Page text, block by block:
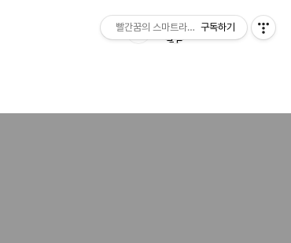
빨간꿈의 스마트라이프구독하기